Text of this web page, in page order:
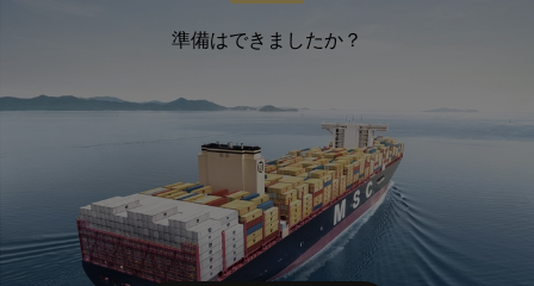
準備はできましたか？